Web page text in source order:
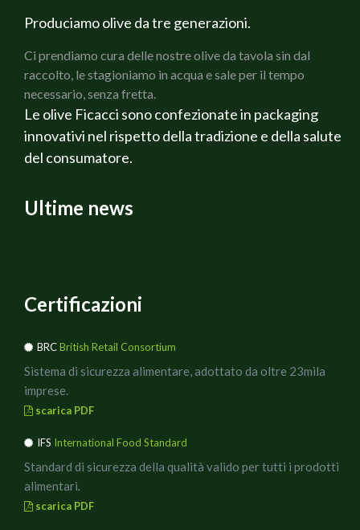
prezzemolo q.b.
origano
sale
pepe nero
ESECUZIONE :
il pepe.
3) Far raffreddare la salsa e nel frattempo snocciolare le
olive, lasciandone qualcuna per decorare e tritarle con i
pomodori secchi e il prezzemolo senza salare.
4) Disporre la salsa sui crostoni, poi coppare la
mozzarella con un cuore più piccolo e metterla sopra.
Produciamo olive da tre generazioni.
Ci prendiamo cura delle nostre olive da tavola sin dal
raccolto, le stagioniamo in acqua e sale per il tempo
necessario, senza fretta.
Le olive Ficacci sono confezionate in packaging
innovativi nel rispetto della tradizione e della salute
del consumatore.
Ultime news
Certificazioni
BRCBritish Retail Consortium
Sistema di sicurezza alimentare, adottato da oltre 23mila
imprese.
scarica PDF
IFS International Food Standard
Standard di sicurezza della qualità valido per tutti i prodotti
alimentari.
scarica PDF